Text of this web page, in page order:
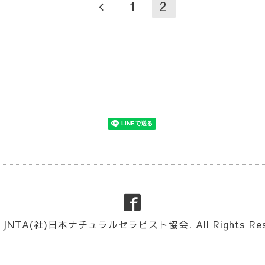
1 2
JNTA(社)日本ナチュラルセラピスト協会. All Rights